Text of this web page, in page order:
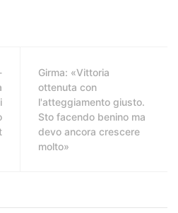
Girma: «Vittoria
ottenuta con
l'atteggiamento giusto.
Sto facendo benino ma
devo ancora crescere
molto»